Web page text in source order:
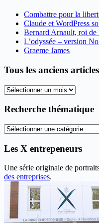
Combattre pour la
Claude et WordPress
Bernard Arnault, roi de
L’odyssée – version
Graeme James
Tous les anciens articles
Tous
anciens
Recherche thématique
Recherche
Les X entrepeneurs
Une série originale de
des entreprises.